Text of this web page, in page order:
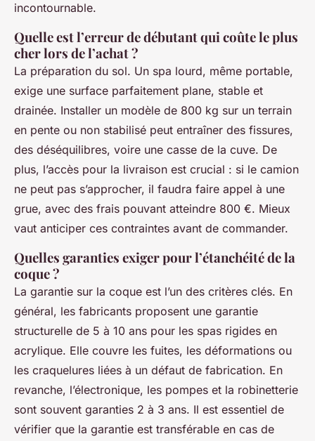
incontournable.
Quelle est l’erreur de débutant qui coûte le plus
cher lors de l’achat ?
La préparation du sol. Un spa lourd, même portable,
exige une surface parfaitement plane, stable et
drainée. Installer un modèle de 800 kg sur un terrain
en pente ou non stabilisé peut entraîner des fissures,
des déséquilibres, voire une casse de la cuve. De
plus, l’accès pour la livraison est crucial : si le camion
ne peut pas s’approcher, il faudra faire appel à une
grue, avec des frais pouvant atteindre 800 €. Mieux
vaut anticiper ces contraintes avant de commander.
Quelles garanties exiger pour l’étanchéité de la
coque ?
La garantie sur la coque est l’un des critères clés. En
général, les fabricants proposent une garantie
structurelle de 5 à 10 ans pour les spas rigides en
acrylique. Elle couvre les fuites, les déformations ou
les craquelures liées à un défaut de fabrication. En
revanche, l’électronique, les pompes et la robinetterie
sont souvent garanties 2 à 3 ans. Il est essentiel de
vérifier que la garantie est transférable en cas de